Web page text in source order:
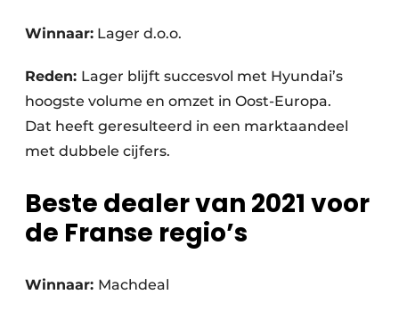
Winnaar: Lager d.o.o.
Reden: Lager blijft succesvol met Hyundai’s
hoogste volume en omzet in Oost-Europa.
Dat heeft geresulteerd in een marktaandeel
met dubbele cijfers.
Beste dealer van 2021 voor
de Franse regio’s
Winnaar: Machdeal